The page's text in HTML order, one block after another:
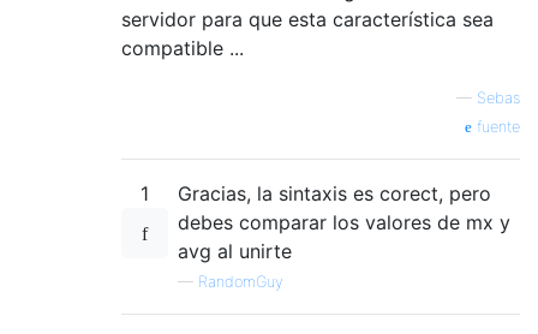
servidor para que esta característica sea
compatible ...
— Sebas
fuente
1
Gracias, la sintaxis es corect, pero
debes comparar los valores de mx y
avg al unirte
— RandomGuy